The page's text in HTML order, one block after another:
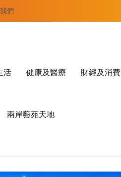
們
活 健康及醫療 財經及消費
兩岸藝苑天地